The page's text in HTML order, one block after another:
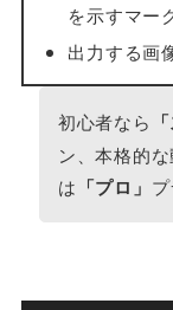
を示すマー
出力する画
初心者なら
ン、本格的
は 「プロ」